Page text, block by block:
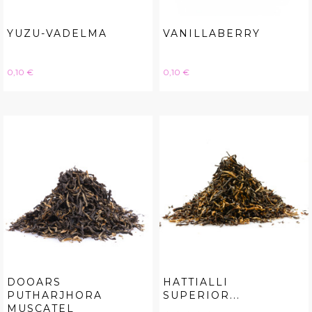
YUZU-VADELMA
Hinta
0,10 €
VANILLABERRY
Hinta
0,10 €
DOOARS
PUTHARJHORA
MUSCATEL
HATTIALLI
SUPERIOR...